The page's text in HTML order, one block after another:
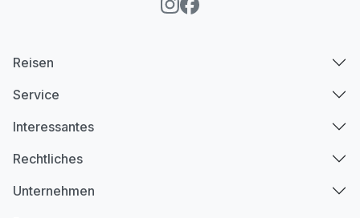
Reisen
Service
Interessantes
Rechtliches
Unternehmen